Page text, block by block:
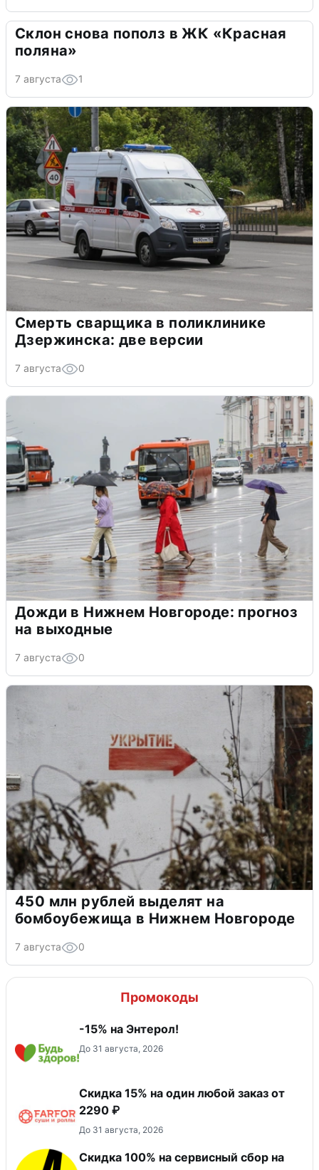
Склон снова пополз в ЖК «Красная
поляна»
7 августа 1
Смерть сварщика в поликлинике
Дзержинска: две версии
7 августа 0
Дожди в Нижнем Новгороде: прогноз
на выходные
7 августа 0
450 млн рублей выделят на
бомбоубежища в Нижнем Новгороде
7 августа 0
Промокоды
-15% на Энтерол!
До 31 августа, 2026
Скидка 15% на один любой заказ от
2290 ₽
До 31 августа, 2026
Скидка 100% на сервисный сбор на